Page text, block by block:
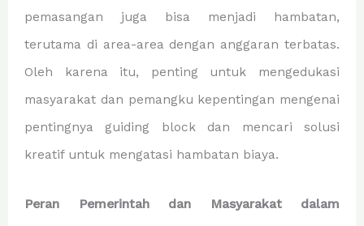
pemasangan juga bisa menjadi hambatan,
terutama di area-area dengan anggaran terbatas.
Oleh karena itu, penting untuk mengedukasi
masyarakat dan pemangku kepentingan mengenai
pentingnya guiding block dan mencari solusi
kreatif untuk mengatasi hambatan biaya.
Peran Pemerintah dan Masyarakat dalam